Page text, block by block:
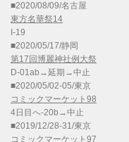
■2020/08/09/名古屋
東方名華祭14
I-19
■2020/05/17/静岡
第17回博麗神社例大祭
D-01ab→延期→中止
■2020/05/02-05/東京
コミックマーケット98
4日目へ-20b→中止
■2019/12/28-31/東京
コミックマーケット97